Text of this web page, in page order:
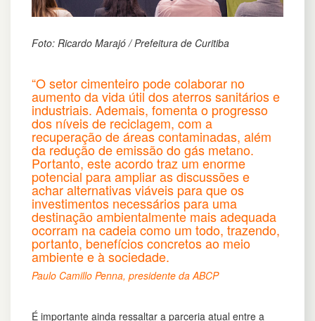
Foto: Ricardo Marajó / Prefeitura de Curitiba
“O setor cimenteiro pode colaborar no
aumento da vida útil dos aterros sanitários e
industriais. Ademais, fomenta o progresso
dos níveis de reciclagem, com a
recuperação de áreas contaminadas, além
da redução de emissão do gás metano.
Portanto, este acordo traz um enorme
potencial para ampliar as discussões e
achar alternativas viáveis para que os
investimentos necessários para uma
destinação ambientalmente mais adequada
ocorram na cadeia como um todo, trazendo,
portanto, benefícios concretos ao meio
ambiente e à sociedade.
Paulo Camillo Penna, presidente da ABCP
É importante ainda ressaltar a parceria atual entre a